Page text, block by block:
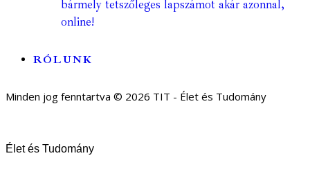
bármely tetszőleges lapszámot akár azonnal,
online!
RÓLUNK
Minden jog fenntartva © 2026 TIT - Élet és Tudomány
Élet és Tudomány